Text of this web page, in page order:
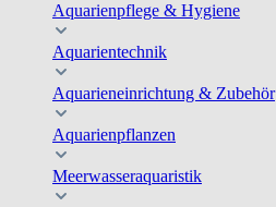
Aquarienpflege & Hygiene
Aquarientechnik
Aquarieneinrichtung & Zubehör
Aquarienpflanzen
Meerwasseraquaristik